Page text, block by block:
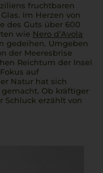
fruchtbaren
Im Herzen von
des Guts über 600
wie Nero d’Avola
gedeihen. Umgeben
der Meeresbrise
Reichtum der Insel
auf
Natur hat sich
Ob kräftiger
Schluck erzählt von